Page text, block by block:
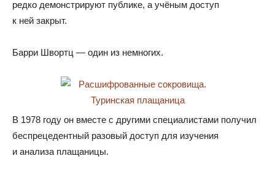
редко демонстрируют публике, а учёным доступ
к ней закрыт.
Барри Швортц — один из немногих.
В 1978 году он вместе с другими специалистами получил
беспрецедентный разовый доступ для изучения
и анализа плащаницы.